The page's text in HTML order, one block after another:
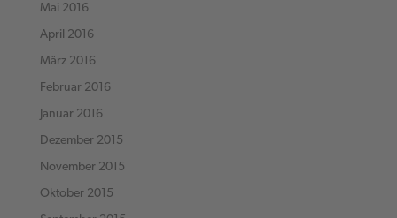
Mai 2016
April 2016
März 2016
Februar 2016
Januar 2016
Dezember 2015
November 2015
Oktober 2015